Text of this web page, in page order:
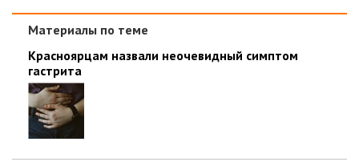
Материалы по теме
Красноярцам назвали неочевидный симптом
гастрита